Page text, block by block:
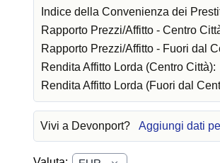
Indice della Convenienza dei
Rapporto Prezzi/Affitto - Centro
Rapporto Prezzi/Affitto - Fuori dal
Rendita Affitto Lorda (Centro Città):
Rendita Affitto Lorda (Fuori dal
Vivi a Devonport? Aggiungi dati